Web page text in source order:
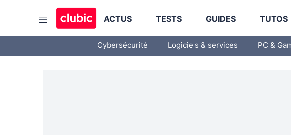
ACTUS TESTS GUIDES TUTOS
Cybersécurité Logiciels & services PC &